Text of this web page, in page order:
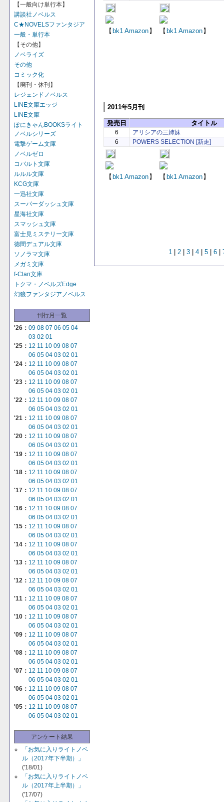
【一般向け単行本】
講談社ノベルス
C★NOVELSファンタジア
一般・単行本
【その他】
ノベライズ
その他
コミック化
【廃刊・休刊】
レジェンドノベルス
LINE文庫エッジ
LINE文庫
ぽにきゃんBOOKSライト
ノベルシリーズ
電撃ゲーム文庫
ノベルゼロ
コバルト文庫
ルルル文庫
KCG文庫
一迅社文庫
スーパーダッシュ文庫
星海社文庫
スマッシュ文庫
富士見ミステリー文庫
徳間デュアル文庫
ソノラマ文庫
メガミ文庫
f-Clan文庫
トクマ・ノベルズEdge
幻狼ファンタジアノベルス
刊行月一覧
'26： 09 08 07 06 05 04
03 02 01
'25： 12 11 10 09 08 07
06 05 04 03 02 01
'24： 12 11 10 09 08 07
06 05 04 03 02 01
'23： 12 11 10 09 08 07
06 05 04 03 02 01
'22： 12 11 10 09 08 07
06 05 04 03 02 01
'21： 12 11 10 09 08 07
06 05 04 03 02 01
'20： 12 11 10 09 08 07
06 05 04 03 02 01
'19： 12 11 10 09 08 07
06 05 04 03 02 01
'18： 12 11 10 09 08 07
06 05 04 03 02 01
'17： 12 11 10 09 08 07
06 05 04 03 02 01
'16： 12 11 10 09 08 07
06 05 04 03 02 01
'15： 12 11 10 09 08 07
06 05 04 03 02 01
'14： 12 11 10 09 08 07
06 05 04 03 02 01
'13： 12 11 10 09 08 07
06 05 04 03 02 01
'12： 12 11 10 09 08 07
06 05 04 03 02 01
'11： 12 11 10 09 08 07
06 05 04 03 02 01
'10： 12 11 10 09 08 07
06 05 04 03 02 01
'09： 12 11 10 09 08 07
06 05 04 03 02 01
'08： 12 11 10 09 08 07
06 05 04 03 02 01
'07： 12 11 10 09 08 07
06 05 04 03 02 01
'06： 12 11 10 09 08 07
06 05 04 03 02 01
'05： 12 11 10 09 08 07
06 05 04 03 02 01
アンケート結果
「お気に入りライトノベ
ル（2017年下半期）」
('18/01)
「お気に入りライトノベ
ル（2017年上半期）」
('17/07)
【bk1 Amazon】 【bk1 Amazon】
2011年5月刊
発売日 タイトル
6
アリシアの三姉妹
6
POWERS SELECTION [新走]
【 bk1 Amazon 】 【 bk1 Amazon 】
1 2| 3| 4| 5| 6|